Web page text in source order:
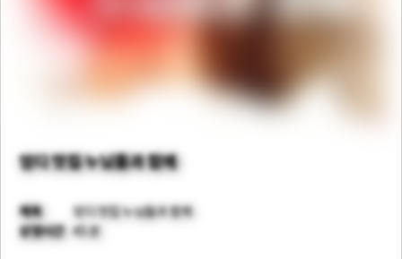
엉디 맛집 누님들과 함께
제목 엉디 맛집 누님들과 함께
상영시간 45 분